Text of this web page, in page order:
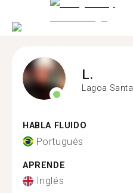
L.
Lagoa Santa
HABLA FLUIDO
Portugués
APRENDE
Inglés